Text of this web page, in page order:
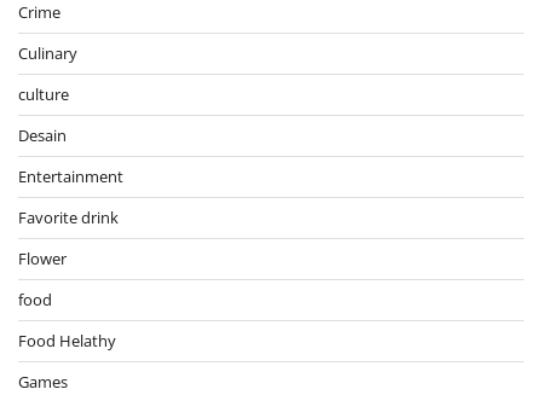
Crime
Culinary
culture
Desain
Entertainment
Favorite drink
Flower
food
Food Helathy
Games